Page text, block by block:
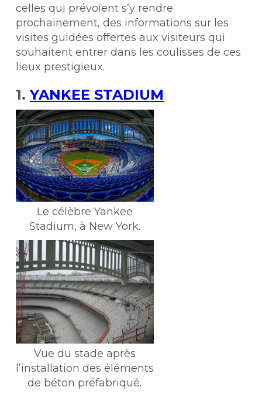
celles qui prévoient s’y rendre
prochainement, des informations sur les
visites guidées offertes aux visiteurs qui
souhaitent entrer dans les coulisses de ces
lieux prestigieux.
1.YANKEE STADIUM
Le célèbre Yankee
Stadium, à New York.
Vue du stade après
l’installation des éléments
de béton préfabriqué.